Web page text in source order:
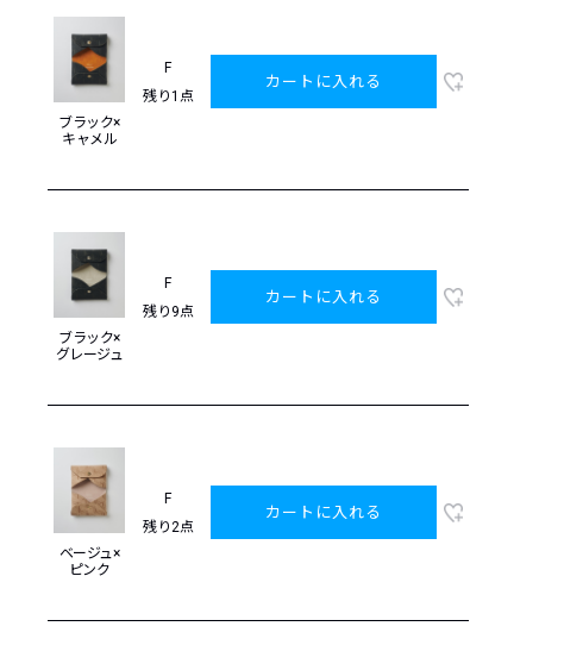
ブラック×
キャメル
F
残り1点
カートに入れる
ブラック×
グレージュ
F
残り9点
カートに入れる
ベージュ×
ピンク
F
残り2点
カートに入れる